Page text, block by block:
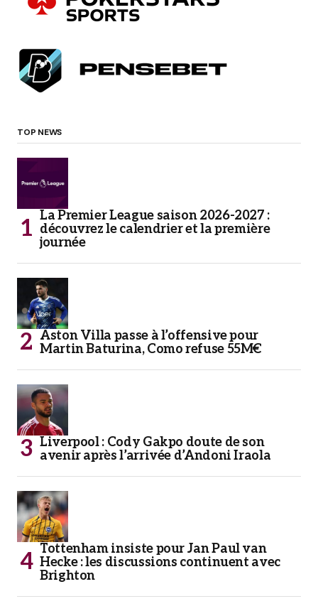
TOP NEWS
La Premier League saison 2026-2027 :
découvrez le calendrier et la première
journée
Aston Villa passe à l’offensive pour
Martin Baturina, Como refuse 55M€
Liverpool : Cody Gakpo doute de son
avenir après l’arrivée d’Andoni Iraola
Tottenham insiste pour Jan Paul van
Hecke : les discussions continuent avec
Brighton